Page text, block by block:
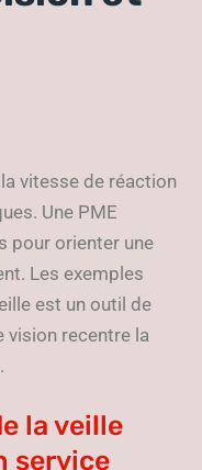
vitesse de réaction
Une PME
pour orienter une
Les exemples
est un outil de
vision recentre la
la veille
service